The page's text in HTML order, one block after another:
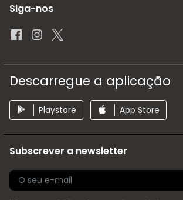
Siga-nos
Descarregue a aplicação
Playstore App Store
Subscrever a newsletter